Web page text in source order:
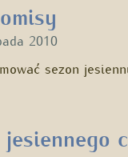
2010
sezon